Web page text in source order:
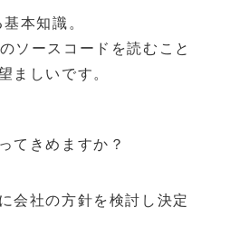
本知識。
ソースコードを読むこと
ましいです。
てきめますか？
会社の方針を検討し決定